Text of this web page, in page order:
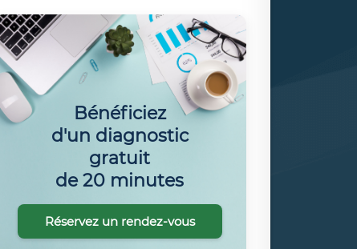
Bénéficiez
d'un diagnostic
gratuit
de 20 minutes
Réservez un rendez-vous